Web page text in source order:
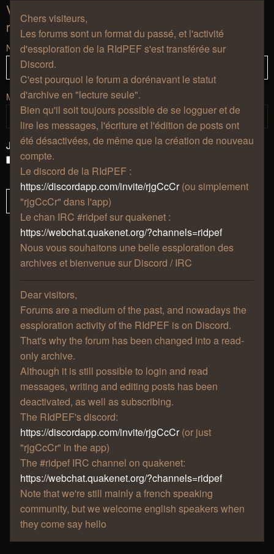
Chers visiteurs,
Les forums sont un format du passé, et l'activité
d'essploration de la RIdPEF s'est transférée sur
Discord.
C'est pourquoi le forum a dorénavant le statut
d'archive en "lecture seule".
Bien qu'il soit toujours possible de se logguer et de
lire les messages, l'écriture et l'édition de posts ont
été désactivées, de même que la création de nouveau
compte.
Le discord de la RIdPEF :
https://discordapp.com/invite/rjgCcCr(ou simplement
"rjgCcCr" dans l'app)
Le chan IRC #ridpef sur quakenet :
https://webchat.quakenet.org/?channels=ridpef
Nous vous souhaitons une belle essploration des
archives et bienvenue sur Discord / IRC
Dear visitors,
Forums are a medium of the past, and nowadays the
essploration activity of the RIdPEF is on Discord.
That's why the forum has been changed into a read-
only archive.
Although it is still possible to login and read
messages, writing and editing posts has been
deactivated, as well as subscribing.
The RIdPEF's discord:
https://discordapp.com/invite/rjgCcCr(or just
"rjgCcCr" in the app)
The #ridpef IRC channel on quakenet:
https://webchat.quakenet.org/?channels=ridpef
Note that we're still mainly a french speaking
community, but we welcome english speakers when
they come say hello
Vous devez vous connecter afin de pouvoir
répondre aux sujets de ce forum.
Nom d’utilisateur :
Mot de passe :
J’ai oublié mon mot de passe
Se souvenir de moi
Masquer ma présence lors de cette session